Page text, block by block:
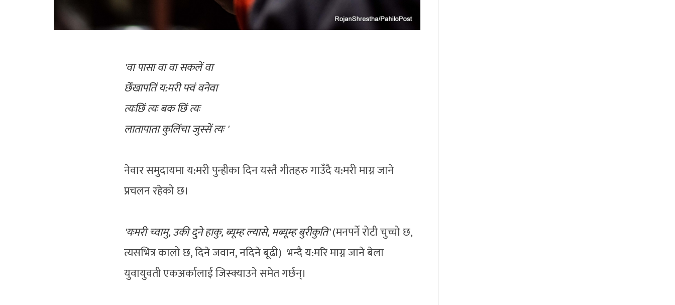
'वा पासा वा वा सकलें वा
छेँखापतिं य:मरी फ्वं वनेवा
त्यःछिं त्यः बक छिं त्यः
लातापाता कुलिंचा जुस्सें त्यः '
नेवार समुदायमा य:मरी पुन्हीका दिन यस्तै गीतहरु गाउँदै य:मरी माग्न जाने
प्रचलन रहेको छ।
'यःमरी च्वामु, उकी दुने हाकु, ब्यूम्ह ल्यासे, मब्यूम्ह बुरीकुति'(मनपर्ने रोटी चुच्चो छ,
त्यसभित्र कालो छ, दिने जवान, नदिने बूढी) भन्दै य:मरि माग्न जाने बेला
युवायुवती एकअर्कालाई जिस्क्याउने समेत गर्छन्।